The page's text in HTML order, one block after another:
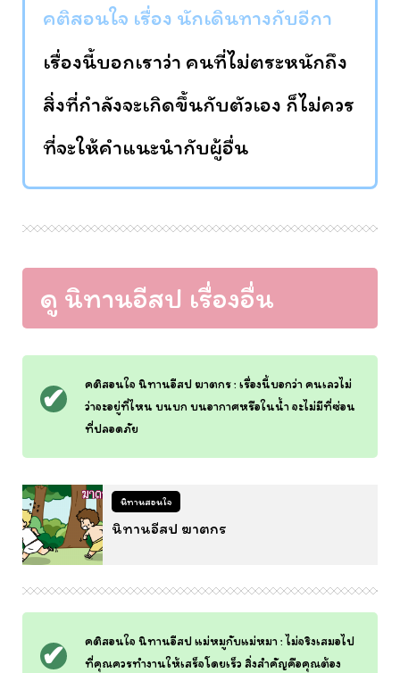
คติสอนใจ เรื่อง นักเดินทางกับอีกา
เรื่องนี้บอกเราว่า คนที่ไม่ตระหนักถึง
สิ่งที่กำลังจะเกิดขึ้นกับตัวเอง ก็ไม่ควร
ที่จะให้คำแนะนำกับผู้อื่น
ดู นิทานอีสป เรื่องอื่น
คติสอนใจ นิทานอีสป ฆาตกร : เรื่องนี้บอกว่า คนเลวไม่
ว่าจะอยู่ที่ไหน บนบก บนอากาศหรือในน้ำ จะไม่มีที่ซ่อน
ที่ปลอดภัย
นิทานสอนใจ
นิทานอีสป ฆาตกร
คติสอนใจ นิทานอีสป แม่หมูกับแม่หมา : ไม่จริงเสมอไป
ที่คุณควรทำงานให้เสร็จโดยเร็ว สิ่งสำคัญคือคุณต้อง